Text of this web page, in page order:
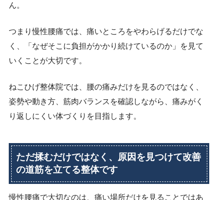
ん。
つまり慢性腰痛では、痛いところをやわらげるだけでな
く、「なぜそこに負担がかかり続けているのか」を見て
いくことが大切です。
ねこひげ整体院では、腰の痛みだけを見るのではなく、
姿勢や動き方、筋肉バランスを確認しながら、痛みがく
り返しにくい体づくりを目指します。
ただ揉むだけではなく、原因を見つけて改善
の道筋を立てる整体です
慢性腰痛で大切なのは、痛い場所だけを見ることではあ